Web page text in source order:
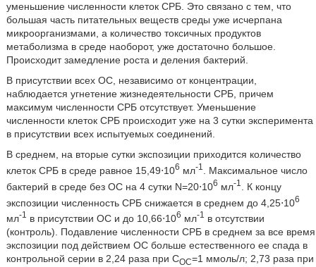
уменьшение численности клеток СРБ. Это связано с тем, что
большая часть питательных веществ среды уже исчерпана
микроорганизмами, а количество токсичных продуктов
метаболизма в среде наоборот, уже достаточно большое.
Происходит замедление роста и деления бактерий.
В присутствии всех ОС, независимо от концентрации,
наблюдается угнетение жизнедеятельности СРБ, причем
максимум численности СРБ отсутствует. Уменьшение
численности клеток СРБ происходит уже на 3 сутки эксперимента
в присутствии всех испытуемых соединений.
В среднем, на вторые сутки экспозиции приходится количество
клеток СРБ в среде равное 15,49⋅106 мл-1
. Максимальное число
бактерий в среде без ОС на 4 сутки N=20⋅106 мл-1
. К концу
экспозиции численность СРБ снижается в среднем до 4,25⋅106
мл-1 в присутствии ОС и до 10,66⋅106 мл-1
в отсутствии
(контроль). Подавление численности СРБ в среднем за все время
экспозиции под действием ОС больше естественного ее спада в
контрольной серии в 2,24 раза при СОС=1 ммоль/л; 2,73 раза при